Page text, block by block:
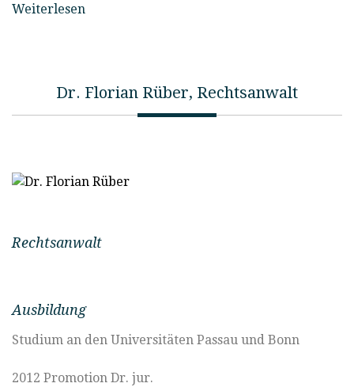
Weiterlesen
Dr. Florian Rüber, Rechtsanwalt
Rechtsanwalt
Ausbildung
Studium an den Universitäten Passau und Bonn
2012 Promotion Dr. jur.